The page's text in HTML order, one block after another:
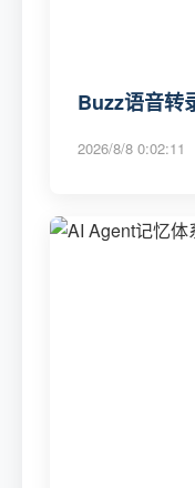
Buzz语音转
2026/8/8 0:02:11